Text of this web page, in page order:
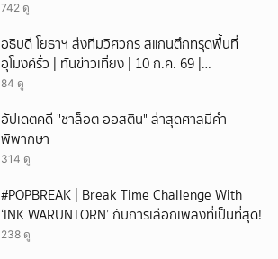
742 ดู
อธิบดี โยธาฯ ส่งทีมวิศวกร สแกนตึกทรุดพื้นที่
อุโมงค์รั่ว | ทันข่าวเที่ยง | 10 ก.ค. 69 |
NationTV22
84 ดู
อัปเดตคดี "ชาล็อต ออสติน" ล่าสุดศาลมีคำ
พิพากษา
314 ดู
#POPBREAK | Break Time Challenge With
‘INK WARUNTORN’ กับการเลือกเพลงที่เป็นที่สุด!
238 ดู